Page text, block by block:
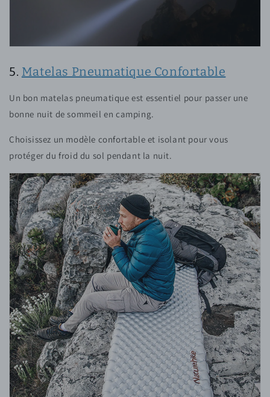
5. Matelas Pneumatique Confortable
Un bon matelas pneumatique est essentiel pour passer une
bonne nuit de sommeil en camping.
Choisissez un modèle confortable et isolant pour vous
protéger du froid du sol pendant la nuit.